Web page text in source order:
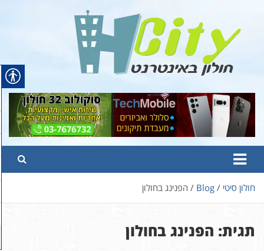
content
Hcity – חולון באינטרנט
פורטל החדשות והמידע של חולון
חולון סיטי Blog הפנינג בחולון
תגית: הפנינג בחולון